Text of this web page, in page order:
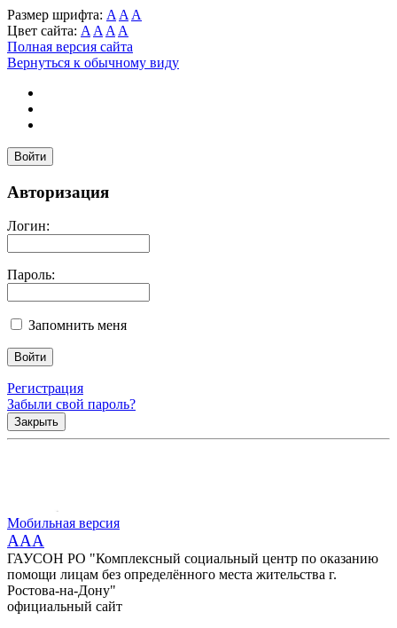
Размер шрифта: A A A
Цвет сайта: A A A A
Полная версия сайта
Вернуться к обычному виду
Войти
Авторизация
Логин:
Пароль:
Запомнить меня
Регистрация
Забыли свой пароль?
Закрыть
Мобильная версия
AAA
ГАУСОН РО "Комплексный социальный центр по оказанию
помощи лицам без определённого места жительства г.
Ростова-на-Дону"
официальный сайт